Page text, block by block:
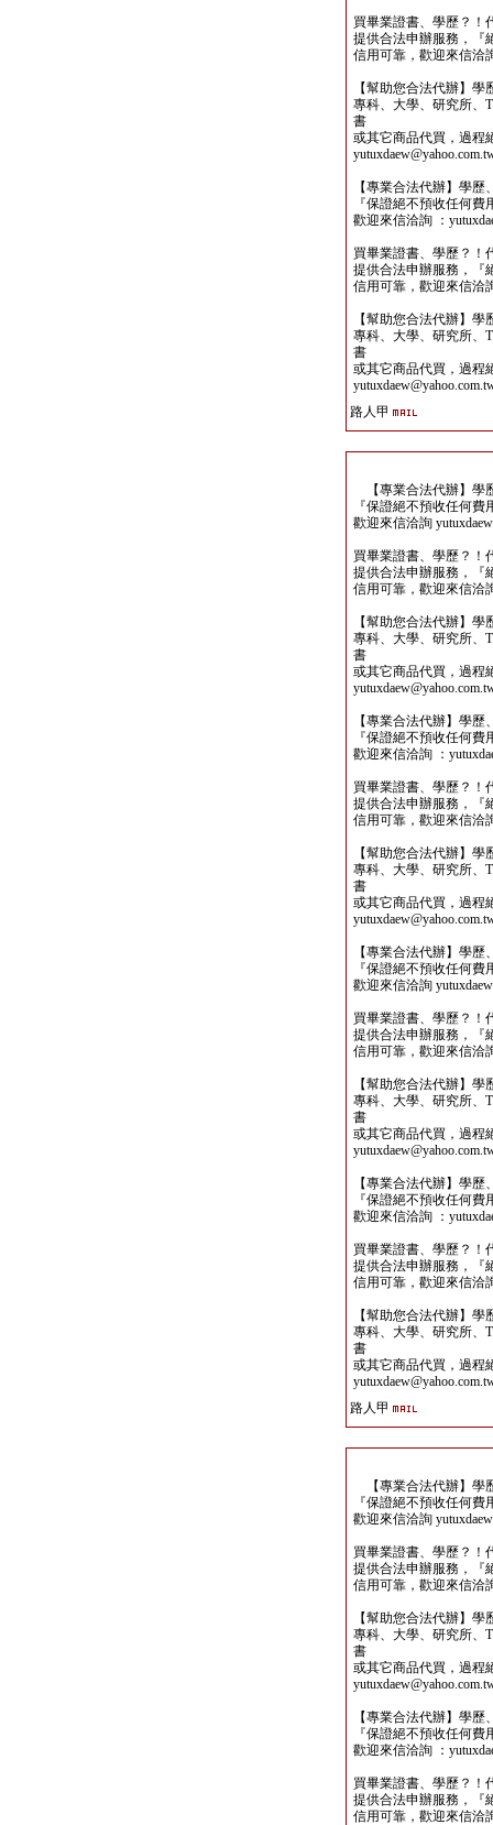
買畢業證書、學歷？！
提供合法申辦服務，『
信用可靠，歡迎來信洽
【幫助您合法代辦】
專科、大學、研究所、
書
或其它商品代買，過程
【專業合法代辦】學
『保證絕不預收任何
歡迎來信洽詢 ：
買畢業證書、學歷？！
提供合法申辦服務，『
信用可靠，歡迎來信洽
【幫助您合法代辦】
專科、大學、研究所、
書
或其它商品代買，過程
路人甲
【專業合法代辦】學
『保證絕不預收任何
歡迎來信洽詢
買畢業證書、學歷？！
提供合法申辦服務，『
信用可靠，歡迎來信洽
【幫助您合法代辦】
專科、大學、研究所、
書
或其它商品代買，過程
【專業合法代辦】學
『保證絕不預收任何
歡迎來信洽詢 ：
買畢業證書、學歷？！
提供合法申辦服務，『
信用可靠，歡迎來信洽
【幫助您合法代辦】
專科、大學、研究所、
書
或其它商品代買，過程
【專業合法代辦】學
『保證絕不預收任何
歡迎來信洽詢
買畢業證書、學歷？！
提供合法申辦服務，『
信用可靠，歡迎來信洽
【幫助您合法代辦】
專科、大學、研究所、
書
或其它商品代買，過程
【專業合法代辦】學
『保證絕不預收任何
歡迎來信洽詢 ：
買畢業證書、學歷？！
提供合法申辦服務，『
信用可靠，歡迎來信洽
【幫助您合法代辦】
專科、大學、研究所、
書
或其它商品代買，過程
路人甲
【專業合法代辦】學
『保證絕不預收任何
歡迎來信洽詢
買畢業證書、學歷？！
提供合法申辦服務，『
信用可靠，歡迎來信洽
【幫助您合法代辦】
專科、大學、研究所、
書
或其它商品代買，過程
【專業合法代辦】學
『保證絕不預收任何
歡迎來信洽詢 ：
買畢業證書、學歷？！
提供合法申辦服務，『
信用可靠，歡迎來信洽